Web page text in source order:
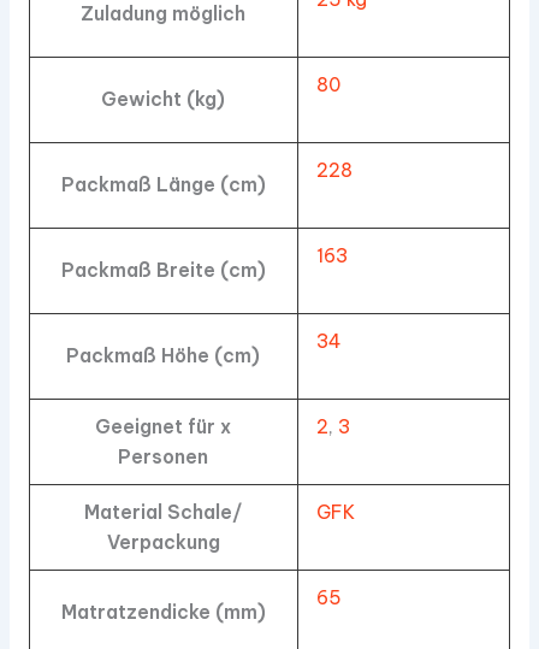
Zuladung möglich
Gewicht (kg)
80
Packmaß Länge (cm)
228
Packmaß Breite (cm)
163
Packmaß Höhe (cm)
34
Geeignet für x
Personen
2, 3
Material Schale/
Verpackung
GFK
Matratzendicke (mm)
65